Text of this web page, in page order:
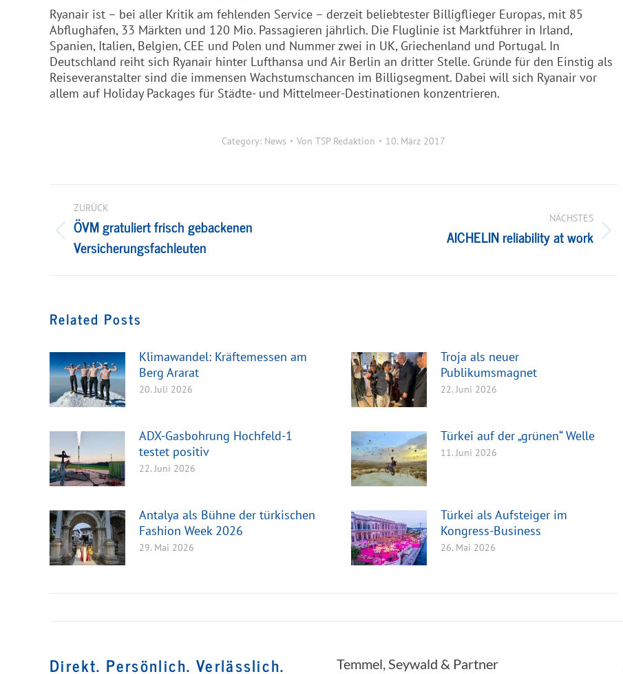
Ryanair ist – bei aller Kritik am fehlenden Service – derzeit beliebtester Billigflieger Europas, mit 85
Abflughäfen, 33 Märkten und 120 Mio. Passagieren jährlich. Die Fluglinie ist Marktführer in Irland,
Spanien, Italien, Belgien, CEE und Polen und Nummer zwei in UK, Griechenland und Portugal. In
Deutschland reiht sich Ryanair hinter Lufthansa und Air Berlin an dritter Stelle. Gründe für den Einstig als
Reiseveranstalter sind die immensen Wachstumschancen im Billigsegment. Dabei will sich Ryanair vor
allem auf Holiday Packages für Städte- und Mittelmeer-Destinationen konzentrieren.
Category: News Von TSP Redaktion 10. März 2017
ZURÜCK
Vorheriger
Beitrag:
ÖVM gratuliert frisch gebackenen
Versicherungsfachleuten
NÄCHSTES
AICHELIN reliability at work
Related Posts
Klimawandel: Kräftemessen am
Berg Ararat
20. Juli 2026
Troja als neuer
Publikumsmagnet
22. Juni 2026
ADX-Gasbohrung Hochfeld-1
testet positiv
22. Juni 2026
Türkei auf der „grünen“ Welle
11. Juni 2026
Antalya als Bühne der türkischen
Fashion Week 2026
29. Mai 2026
Türkei als Aufsteiger im
Kongress-Business
26. Mai 2026
Direkt. Persönlich. Verlässlich.
Temmel, Seywald & Partner